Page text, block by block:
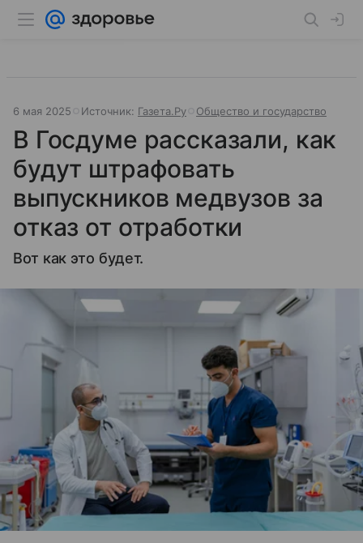
6 мая 2025 Источник: Газета.Ру Общество и государство
В Госдуме рассказали, как
будут штрафовать
выпускников медвузов за
отказ от отработки
Вот как это будет.